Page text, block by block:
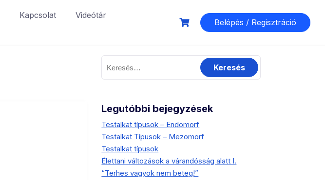
Kapcsolat
Videótár
Belépés / Regisztráció
Legutóbbi bejegyzések
Testalkat típusok – Endomorf
Testalkat Típusok – Mezomorf
Testalkat típusok
Élettani változások a várandósság alatt I.
“Terhes vagyok nem beteg!”